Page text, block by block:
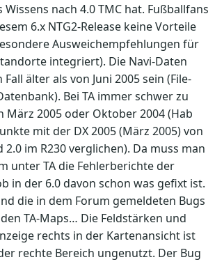
nach 4.0 TMC hat. Fußballfans
6.x NTG2-Release keine Vorteile
Ausweichempfehlungen für
integriert). Die Navi-Daten
älter als von Juni 2005 sein (File-
Bei TA immer schwer zu
März 2005 oder Oktober 2004 (Hab
mit der DX 2005 (März 2005) von
im R230 verglichen). Da muss man
unter TA die Fehlerberichte der
in der 6.0 davon schon was gefixt ist.
die in dem Forum gemeldeten Bugs
TA-Maps… Die Feldstärken und
rechts in der Kartenansicht ist
rechte Bereich ungenutzt. Der Bug